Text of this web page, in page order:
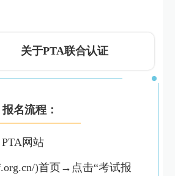
关于PTA联合认证
名流程：
网站
)首页→点击“考试报